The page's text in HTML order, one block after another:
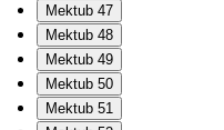
Mektub 47
Mektub 48
Mektub 49
Mektub 50
Mektub 51